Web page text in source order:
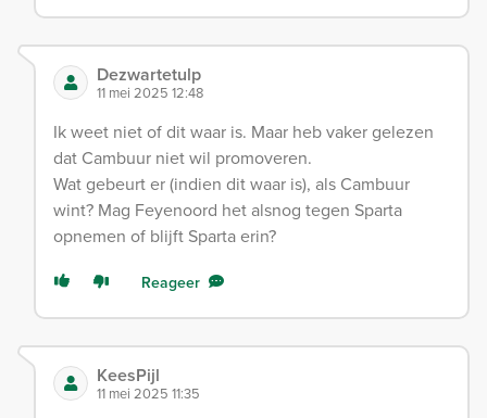
Dezwartetulp
11 mei 2025 12:48
Ik weet niet of dit waar is. Maar heb vaker gelezen
dat Cambuur niet wil promoveren.
Wat gebeurt er (indien dit waar is), als Cambuur
wint? Mag Feyenoord het alsnog tegen Sparta
opnemen of blijft Sparta erin?
Reageer
KeesPijl
11 mei 2025 11:35